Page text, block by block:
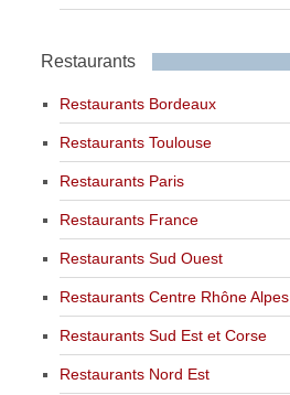
Restaurants
Restaurants Bordeaux
Restaurants Toulouse
Restaurants Paris
Restaurants France
Restaurants Sud Ouest
Restaurants Centre Rhône Alpes
Restaurants Sud Est et Corse
Restaurants Nord Est